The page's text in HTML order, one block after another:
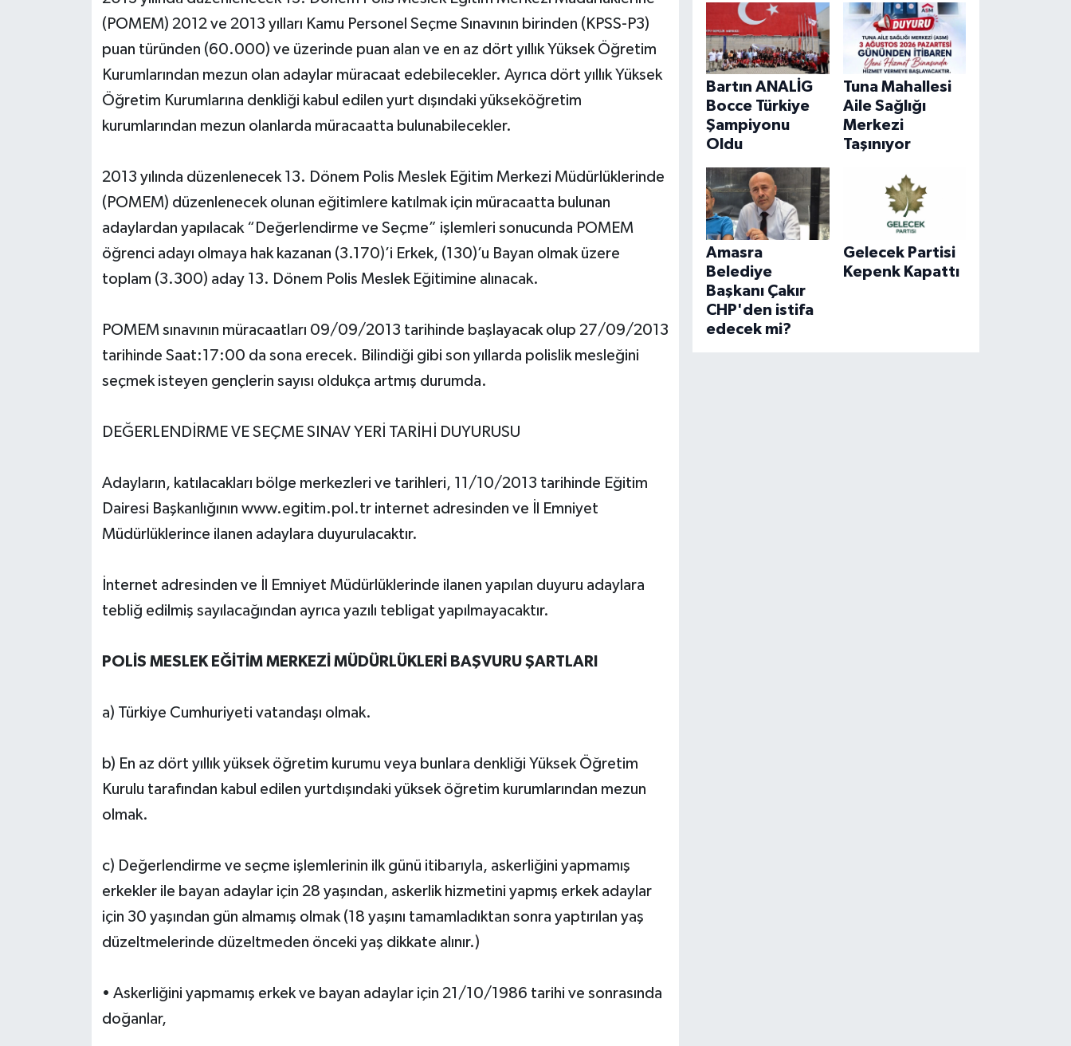
(POMEM) 2012 ve 2013 yılları Kamu Personel Seçme Sınavının birinden (KPSS-P3)
puan türünden (60.000) ve üzerinde puan alan ve en az dört yıllık Yüksek Öğretim
Kurumlarından mezun olan adaylar müracaat edebilecekler. Ayrıca dört yıllık Yüksek
Öğretim Kurumlarına denkliği kabul edilen yurt dışındaki yükseköğretim
kurumlarından mezun olanlarda müracaatta bulunabilecekler.
2013 yılında düzenlenecek 13. Dönem Polis Meslek Eğitim Merkezi Müdürlüklerinde
(POMEM) düzenlenecek olunan eğitimlere katılmak için müracaatta bulunan
adaylardan yapılacak “Değerlendirme ve Seçme” işlemleri sonucunda POMEM
öğrenci adayı olmaya hak kazanan (3.170)’i Erkek, (130)’u Bayan olmak üzere
toplam (3.300) aday 13. Dönem Polis Meslek Eğitimine alınacak.
POMEM sınavının müracaatları 09/09/2013 tarihinde başlayacak olup 27/09/2013
tarihinde Saat:17:00 da sona erecek. Bilindiği gibi son yıllarda polislik mesleğini
seçmek isteyen gençlerin sayısı oldukça artmış durumda.
DEĞERLENDİRME VE SEÇME SINAV YERİ TARİHİ DUYURUSU
Adayların, katılacakları bölge merkezleri ve tarihleri, 11/10/2013 tarihinde Eğitim
Dairesi Başkanlığının www.egitim.pol.tr internet adresinden ve İl Emniyet
Müdürlüklerince ilanen adaylara duyurulacaktır.
İnternet adresinden ve İl Emniyet Müdürlüklerinde ilanen yapılan duyuru adaylara
tebliğ edilmiş sayılacağından ayrıca yazılı tebligat yapılmayacaktır.
POLİS MESLEK EĞİTİM MERKEZİ MÜDÜRLÜKLERİ BAŞVURU ŞARTLARI
a) Türkiye Cumhuriyeti vatandaşı olmak.
b) En az dört yıllık yüksek öğretim kurumu veya bunlara denkliği Yüksek Öğretim
Kurulu tarafından kabul edilen yurtdışındaki yüksek öğretim kurumlarından mezun
olmak.
c) Değerlendirme ve seçme işlemlerinin ilk günü itibarıyla, askerliğini yapmamış
erkekler ile bayan adaylar için 28 yaşından, askerlik hizmetini yapmış erkek adaylar
için 30 yaşından gün almamış olmak (18 yaşını tamamladıktan sonra yaptırılan yaş
düzeltmelerinde düzeltmeden önceki yaş dikkate alınır.)
• Askerliğini yapmamış erkek ve bayan adaylar için 21/10/1986 tarihi ve sonrasında
doğanlar,
Bartın ANALİG
Bocce Türkiye
Şampiyonu
Oldu
Tuna Mahallesi
Aile Sağlığı
Merkezi
Taşınıyor
Amasra
Belediye
Başkanı Çakır
CHP'den istifa
edecek mi?
Gelecek Partisi
Kepenk Kapattı